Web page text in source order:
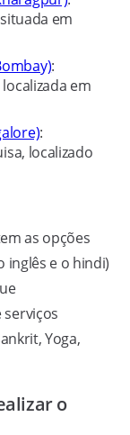
em
:
em
:
localizado
as opções
inglês e o hindi)
Yoga,
o